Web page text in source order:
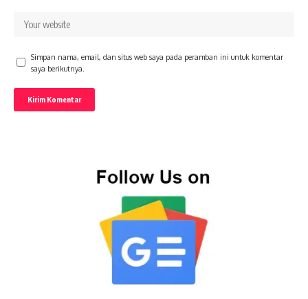
Simpan nama, email, dan situs web saya pada peramban ini untuk komentar
saya berikutnya.